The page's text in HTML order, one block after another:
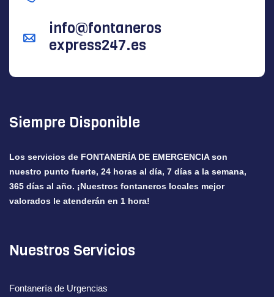
info@fontaneros
express247.es
Siempre Disponible
Los servicios de FONTANERÍA DE EMERGENCIAson
nuestro punto fuerte, 24 horas al día, 7 días a la semana,
365 días al año. ¡Nuestros fontaneros locales mejor
valorados le atenderán en 1 hora!
Nuestros Servicios
Fontanería de Urgencias